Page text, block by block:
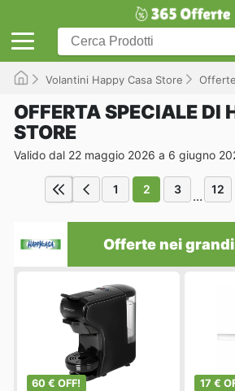
Volantini Happy Casa Store Offerte
OFFERTA SPECIALE DI
STORE
Valido dal 22 maggio 2026 a 6 giugno
1 2 3 ... 12
Offerte nei
60 € OFF! 17 €